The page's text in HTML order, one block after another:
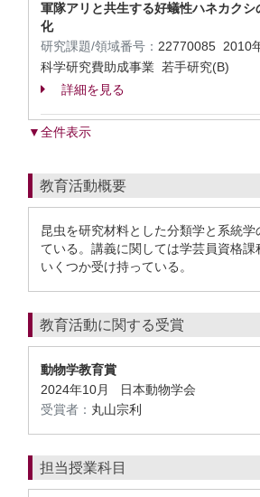
軍隊アリと共生する好蟻性ハネカクシ
化
研究課題/領域番号： 22770085 2010
科学研究費助成事業 若手研究(B)
詳細を見る
▼全件表示
教育活動概要
昆虫を研究材料とした分類学と系統学
ている。講義に関しては学芸員資格課
いくつか受け持っている。
教育活動に関する受賞
動物学教育賞
2024年10月 日本動物学会
受賞者： 丸山宗利
担当授業科目